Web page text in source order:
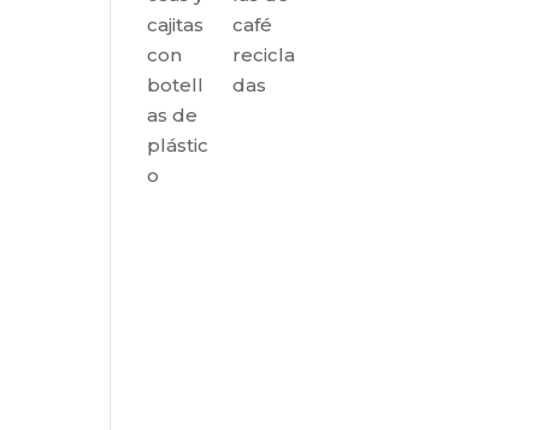
cajitas
con
botell
as de
plástic
o
café
recicla
das